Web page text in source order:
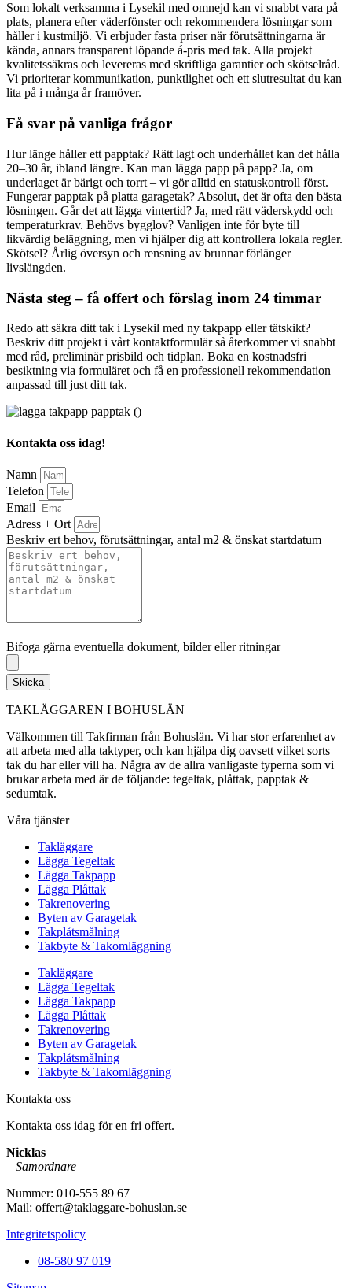
Som lokalt verksamma i Lysekil med omnejd kan vi snabbt vara på
plats, planera efter väderfönster och rekommendera lösningar som
håller i kustmiljö. Vi erbjuder fasta priser när förutsättningarna är
kända, annars transparent löpande á-pris med tak. Alla projekt
kvalitetssäkras och levereras med skriftliga garantier och skötselråd.
Vi prioriterar kommunikation, punktlighet och ett slutresultat du kan
lita på i många år framöver.
Få svar på vanliga frågor
Hur länge håller ett papptak? Rätt lagt och underhållet kan det hålla
20–30 år, ibland längre. Kan man lägga papp på papp? Ja, om
underlaget är bärigt och torrt – vi gör alltid en statuskontroll först.
Fungerar papptak på platta garagetak? Absolut, det är ofta den bästa
lösningen. Går det att lägga vintertid? Ja, med rätt väderskydd och
temperaturkrav. Behövs bygglov? Vanligen inte för byte till
likvärdig beläggning, men vi hjälper dig att kontrollera lokala regler.
Skötsel? Årlig översyn och rensning av brunnar förlänger
livslängden.
Nästa steg – få offert och förslag inom 24 timmar
Redo att säkra ditt tak i Lysekil med ny takpapp eller tätskikt?
Beskriv ditt projekt i vårt kontaktformulär så återkommer vi snabbt
med råd, preliminär prisbild och tidplan. Boka en kostnadsfri
besiktning via formuläret och få en professionell rekommendation
anpassad till just ditt tak.
Kontakta oss idag!
Namn
Telefon
Email
Adress + Ort
Beskriv ert behov, förutsättningar, antal m2 & önskat startdatum
Bifoga gärna eventuella dokument, bilder eller ritningar
Skicka
TAKLÄGGAREN I BOHUSLÄN
Välkommen till Takfirman från Bohuslän. Vi har stor erfarenhet av
att arbeta med alla taktyper, och kan hjälpa dig oavsett vilket sorts
tak du har eller vill ha. Några av de allra vanligaste typerna som vi
brukar arbeta med är de följande: tegeltak, plåttak, papptak &
sedumtak.
Våra tjänster
Takläggare
Lägga Tegeltak
Lägga Takpapp
Lägga Plåttak
Takrenovering
Byten av Garagetak
Takplåtsmålning
Takbyte & Takomläggning
Takläggare
Lägga Tegeltak
Lägga Takpapp
Lägga Plåttak
Takrenovering
Byten av Garagetak
Takplåtsmålning
Takbyte & Takomläggning
Kontakta oss
Kontakta oss idag för en fri offert.
Nicklas
– Samordnare
Nummer: 010-555 89 67
Mail: offert@taklaggare-bohuslan.se
Integritetspolicy
08-580 97 019